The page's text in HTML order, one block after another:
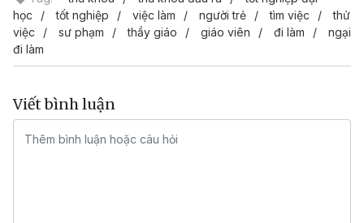
học
tốt nghiệp việc làm người trẻ tìm việc
thử
việc
sư phạm thầy giáo giáo viên đi làm
ngại
đi làm
Viết bình luận